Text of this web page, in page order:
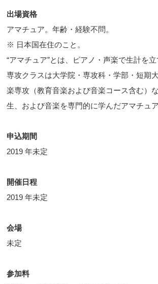
出場資格
アマチュア。年齢・経験不問。
※ 日本国在住のこと。
“アマチュア”とは、ピアノ・声楽で生計を
専攻クラスは大学院・専攻科・学部・短期
楽専攻（教育音楽および音楽コース含む）
生、および音楽を専門的に学んだアマチュ
申込期間
2019 年未定
開催日程
2019 年未定
会場
未定
参加料